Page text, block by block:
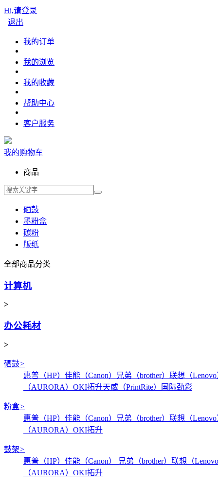
Hi,请登录
退出
我的订单
我的浏览
我的收藏
帮助中心
客户服务
我的购物车
商品
硒鼓
墨粉盒
碳粉
版纸
全部商品分类
计算机
>
办公耗材
>
硒鼓>
惠普（HP） 佳能（Canon） 兄弟（brother） 联想（
（AURORA） OKI拓升天威（PrintRite） 国际劲彩
粉盒>
惠普（HP） 佳能（Canon） 兄弟（brother） 联想（
（AURORA） OKI拓升
鼓架>
惠普（HP） 佳能（Canon） 兄弟（brother） 联想（
（AURORA） OKI拓升